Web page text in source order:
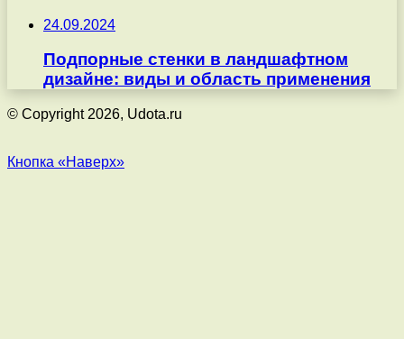
24.09.2024
Подпорные стенки в ландшафтном
дизайне: виды и область применения
© Copyright 2026, Udota.ru
Кнопка «Наверх»